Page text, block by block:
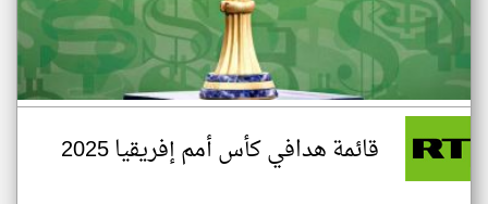
قائمة هدافي كأس أمم إفريقيا 2025